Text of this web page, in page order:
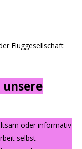
Fluggesellschaft
oder informativ
selbst